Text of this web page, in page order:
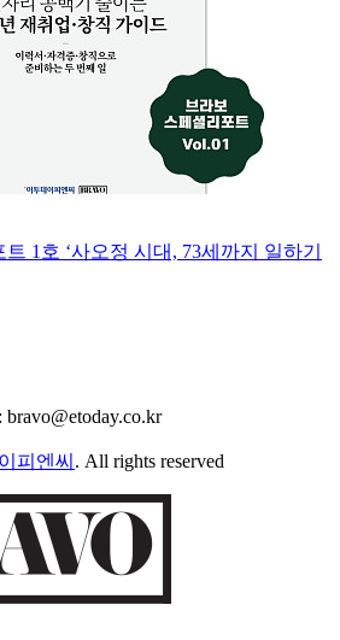
1호 ‘사오정 시대, 73세까지 일하기
피엔씨 . All rights reserved